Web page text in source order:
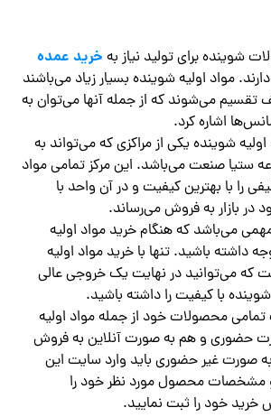
شوینده برای تولید نیاز به خرید عمده
دارند. مواد اولیه شوینده بسیار زیاد می‌باشند
تقسیم می‌شوند که از جمله آنها می‌توان به
اشاره کرد.
شوینده یکی از مراکزی که می‌تواند به
ستیا صنعت می‌باشد. این مرکز تمامی مواد
را با بهترین کیفیت و در آن واحد با
در بازار به فروش می‌رساند.
می‌باشد که هنگام خرید مواد اولیه
داشته باشید. تنها با خرید مواد اولیه
که می‌توانید در نهایت یک خروجی عالی
با کیفیت را داشته باشید.
محصولات خود از جمله مواد اولیه
حضوری و هم به صورت آنلاین به فروش
صورت غیر حضوری باید وارد سایت این
مشخصات محصول مورد نظر خود را
خود را ثبت نمایید.